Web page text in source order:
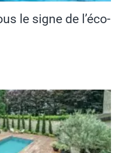
le signe de l’éco-